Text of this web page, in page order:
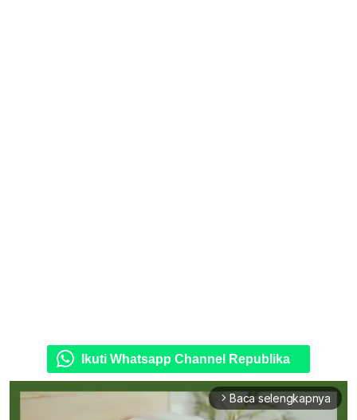
Ikuti Whatsapp Channel Republika
arrow_forward_ios Baca selengkapnya